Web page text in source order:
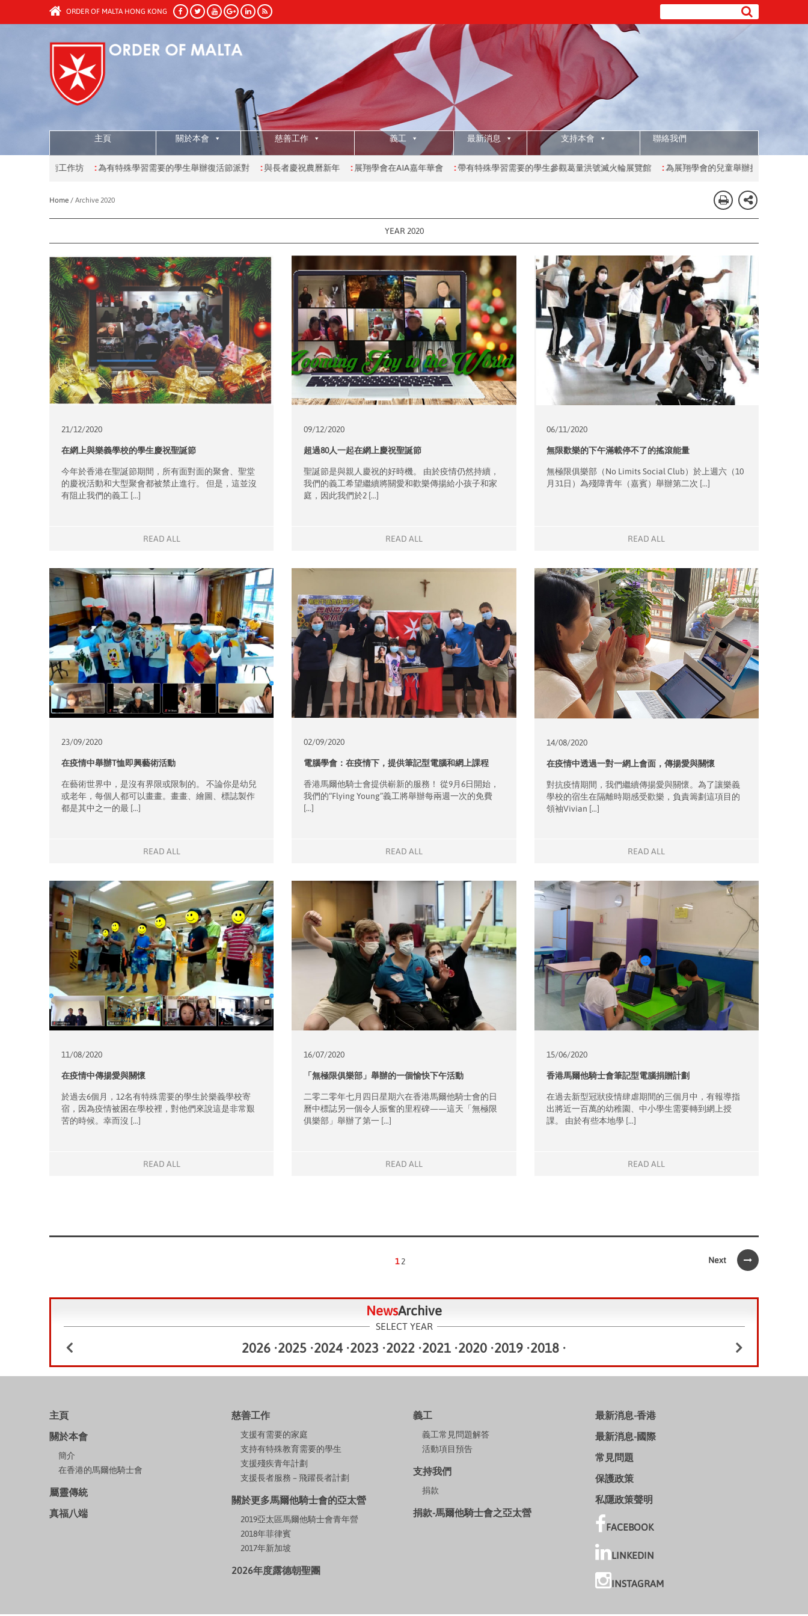
ORDER OF MALTA HONG KONG
主頁 關於本會 慈善工作 義工 最新消息 支持本會 聯絡我們
:為有特殊學習需要的學生舉辦復活節派對 :與長者慶祝農曆新年 : 展翔學會在AIA嘉年華會 :帶有特殊學習需要的學生參觀葛量洪號滅火輪展覽館 :為展翔學會的兒童舉辦披薩製作工作坊
Home / Archive 2020
YEAR 2020
21/12/2020
在網上與樂義學校的學生慶祝聖誕節
今年於香港在聖誕節期間，所有面對面的聚會、聖堂
的慶祝活動和大型聚會都被禁止進行。 但是，這並沒
有阻止我們的義工 […]
READ ALL
09/12/2020
超過80人一起在網上慶祝聖誕節
聖誕節是與親人慶祝的好時機。 由於疫情仍然持續，
我們的義工希望繼續將關愛和歡樂傳揚給小孩子和家
庭，因此我們於2 […]
READ ALL
06/11/2020
無限歡樂的下午滿載停不了的搖滾能量
無極限俱樂部（No Limits Social Club）於上週六（10
月31日）為殘障青年（嘉賓）舉辦第二次 […]
READ ALL
23/09/2020
在疫情中舉辦T恤即興藝術活動
在藝術世界中，是沒有界限或限制的。 不論你是幼兒
或老年，每個人都可以畫畫。畫畫、繪圖、標誌製作
都是其中之一的最 […]
READ ALL
02/09/2020
電腦學會：在疫情下，提供筆記型電腦和網上課程
香港馬爾他騎士會提供嶄新的服務！ 從9月6日開始，
我們的“Flying Young”義工將舉辦每兩週一次的免費
[…]
READ ALL
14/08/2020
在疫情中透過一對一網上會面，傳揚愛與關懷
對抗疫情期間，我們繼續傳揚愛與關懷。為了讓樂義
學校的宿生在隔離時期感受歡樂，負責籌劃這項目的
領袖Vivian […]
READ ALL
11/08/2020
在疫情中傳揚愛與關懷
於過去6個月，12名有特殊需要的學生於樂義學校寄
宿，因為疫情被困在學校裡，對他們來說這是非常艱
苦的時候。幸而沒 […]
READ ALL
16/07/2020
「無極限俱樂部」舉辦的一個愉快下午活動
二零二零年七月四日星期六在香港馬爾他騎士會的日
曆中標誌另一個令人振奮的里程碑——這天「無極限
俱樂部」舉辦了第一 […]
READ ALL
15/06/2020
香港馬爾他騎士會筆記型電腦捐贈計劃
在過去新型冠狀疫情肆虐期間的三個月中，有報導指
出將近一百萬的幼稚園、中小學生需要轉到網上授
課。 由於有些本地學 […]
READ ALL
1 2 Next
NewsArchive
SELECT YEAR
2026 •2025 •2024 •2023 •2022 •2021 •2020 •2019 •2018 •
主頁
關於本會
簡介
在香港的馬爾他騎士會
屬靈傳統
真福八端
慈善工作
支援有需要的家庭
支持有特殊教育需要的學生
支援殘疾青年計劃
支援長者服務 – 飛躍長者計劃
關於更多馬爾他騎士會的亞太營
2019亞太區馬爾他騎士會青年營
2018年菲律賓
2017年新加坡
2026年度露德朝聖團
義工
義工常見問題解答
活動項目預告
支持我們
捐款
捐款-馬爾他騎士會之亞太營
最新消息-香港
最新消息-國際
常見問題
保護政策
私隱政策聲明
FACEBOOK
LINKEDIN
INSTAGRAM